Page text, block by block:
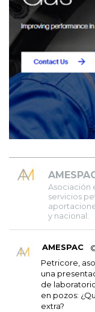
Asociación
servicios
y nacional.
AMESPAC
Petricore,
una
de
en pozos:
extra?